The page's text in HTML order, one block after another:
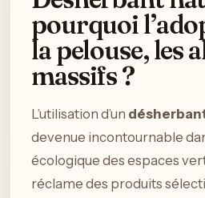
pourquoi
la pelouse, les
massifs ?
L’utilisation d’un
devenue incontournable
écologique des espaces
réclame des produits